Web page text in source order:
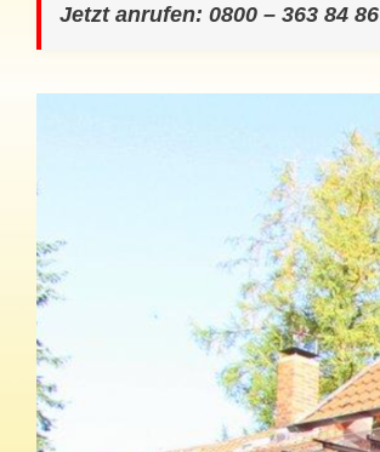
Jetzt anrufen: 0800 – 363 84 86